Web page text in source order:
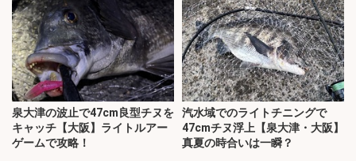
泉大津の波止で47cm良型チヌを
キャッチ【大阪】ライトルアー
ゲームで攻略！
汽水域でのライトチニングで
47cmチヌ浮上【泉大津・大阪】
真夏の時合いは一瞬？